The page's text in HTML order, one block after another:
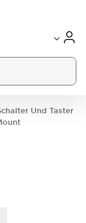
Und Taster